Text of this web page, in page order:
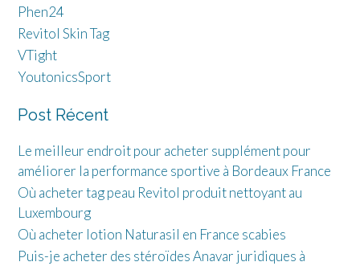
Phen24
Revitol Skin Tag
VTight
YoutonicsSport
Post Récent
Le meilleur endroit pour acheter supplément pour
améliorer la performance sportive à Bordeaux France
Où acheter tag peau Revitol produit nettoyant au
Luxembourg
Où acheter lotion Naturasil en France scabies
Puis-je acheter des stéroïdes Anavar juridiques à